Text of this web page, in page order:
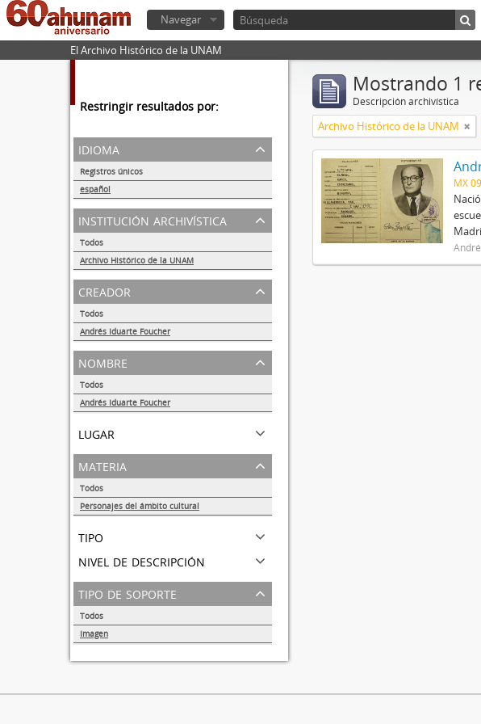
Navegar
El Archivo Histórico de la UNAM
Restringir resultados por:
idioma
Registros únicos
español
1
institución archivística
Todos
Archivo Histórico de la UNAM
1
creador
Todos
Andrés Iduarte Foucher
1
nombre
Todos
Andrés Iduarte Foucher
lugar
materia
Todos
Personajes del ámbito cultural
tipo
nivel de descripción
tipo de soporte
Todos
Imagen
Mostrando 1
Descripción archivística
Archivo Histórico de la UNAM
MX